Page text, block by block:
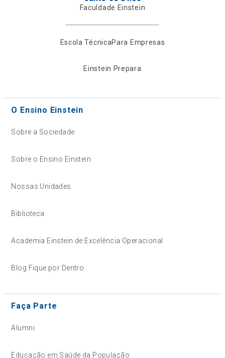
Faculdade Einstein
Escola TécnicaPara Empresas
Einstein Prepara
O Ensino Einstein
Sobre a Sociedade
Sobre o Ensino Einstein
Nossas Unidades
Biblioteca
Academia Einstein de Excelência Operacional
Blog Fique por Dentro
Faça Parte
Alumni
Educação em Saúde da População